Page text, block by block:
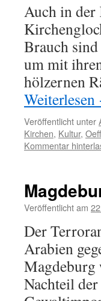
Auch in der
Brauch
um mit
hölzernen
Weiterlesen
Veröffentlicht unter
Kirchen, Kultur,
Kommentar
Veröffentlicht am
Der
Arabien
Magdeburg
Nachteil